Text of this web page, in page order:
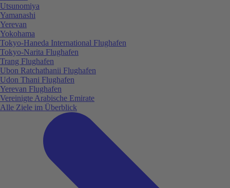
Utsunomiya
Yamanashi
Yerevan
Yokohama
Tokyo-Haneda International Flughafen
Tokyo-Narita Flughafen
Trang Flughafen
Ubon Ratchathanii Flughafen
Udon Thani Flughafen
Yerevan Flughafen
Vereinigte Arabische Emirate
Alle Ziele im Überblick